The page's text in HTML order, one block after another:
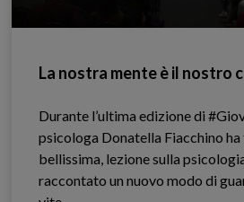
La nostra mente è il nostro
Durante l’ultima edizione di
psicologa Donatella Fiacchino ha
bellissima, lezione sulla
raccontato un nuovo modo di